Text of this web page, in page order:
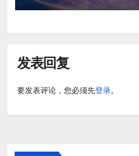
发表回复
要发表评论，您必须先登录。